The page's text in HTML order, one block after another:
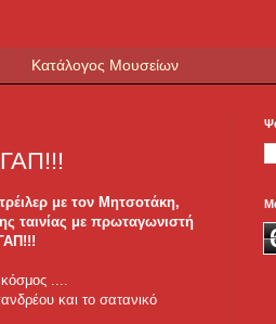
Κατάλογος Μουσείων
με τον Μητσοτάκη,
ταινίας με πρωταγωνιστή
....
και το σατανικό